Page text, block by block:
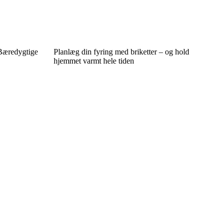
Planlæg din fyring med briketter – og hold
hjemmet varmt hele tiden